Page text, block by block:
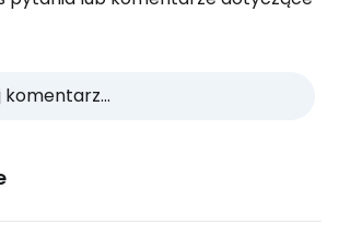
komentarz...